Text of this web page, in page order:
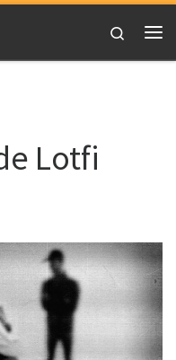
Search
Lotfi